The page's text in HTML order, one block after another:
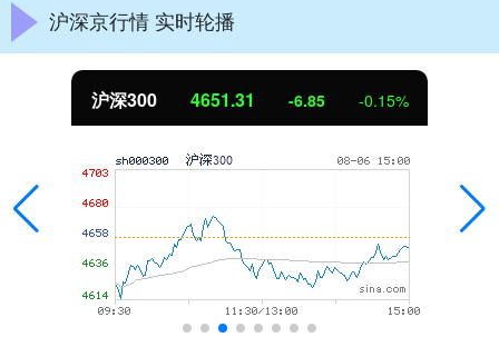
沪深京行情 实时轮播
-0.15% 北证50 1122.88